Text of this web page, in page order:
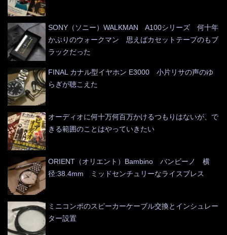
SONY（ソニー）WALKMAN A100シリーズ 何十年
かぶりのウォークマン 思えばカセットテープのもブ
ラックだった
FINAL カナル型イヤホン E3000 小片リサの声のゆ
らぎが聴こえた
オーディオに何十万何百万かけるつもりはないが、で
きる範囲のことはやっていきたい
ORIENT（オリエント）Bambino バンビーノ 横
径:38.4mm ミッドセンチュリーなライスブレス
ミニコンポのスピーカーケーブル交換とインシュレー
ター設置